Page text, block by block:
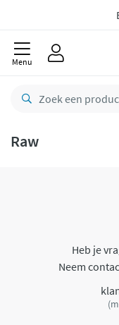
Menu
Raw
Heb je
Neem